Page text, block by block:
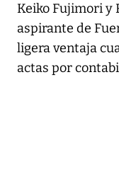
Keiko Fujimori y
aspirante de
ligera ventaja
actas por